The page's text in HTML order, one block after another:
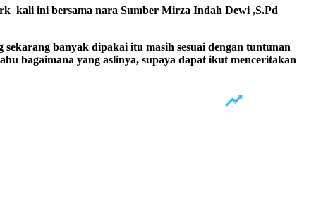
kali ini bersama nara Sumber Mirza Indah Dewi ,S.Pd
banyak dipakai itu masih sesuai dengan tuntunan
bagaimana yang aslinya, supaya dapat ikut menceritakan